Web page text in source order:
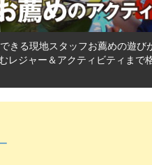
きる現地スタッフお薦めの遊び
レジャー＆アクティビティまで